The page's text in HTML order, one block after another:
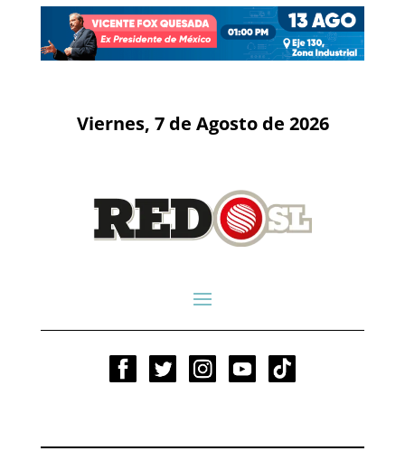
Viernes, 7 de Agosto de 2026